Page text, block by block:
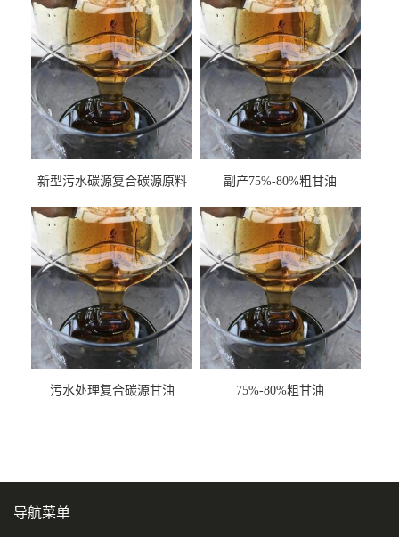
新型污水碳源复合碳源原料
副产75%-80%粗甘油
污水处理复合碳源甘油
75%-80%粗甘油
导航菜单